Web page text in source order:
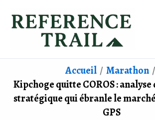
Accueil
Marathon
Kipchoge quitte COROS : analyse
stratégique qui ébranle le
GPS